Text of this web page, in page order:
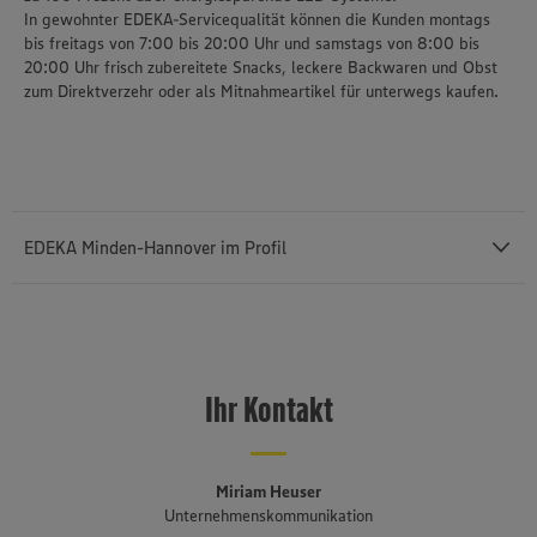
unseren Datenschutzhinweisen sowie in unserer Cookie
Policy unter den Stichworten „YouTube” und „Vimeo”.
In gewohnter EDEKA-Servicequalität können die Kunden montags
bis freitags von 7:00 bis 20:00 Uhr und samstags von 8:00 bis
20:00 Uhr frisch zubereitete Snacks, leckere Backwaren und Obst
zum Direktverzehr oder als Mitnahmeartikel für unterwegs kaufen.
EDEKA Minden-Hannover im Profil
selbstständigen Einzelhandels und etwa 3.140 Auszubildenden) ist
EDEKA Minden-Hannoverdie umsatzstärkste von insgesamt
niederländischen bis an die polnische Grenze und umfasst Bremen,
Niedersachsen, einen Teil von Ostwestfalen-Lippe, Sachsen-Anhalt,
Ihr Kontakt
Miriam Heuser
Unternehmenskommunikation